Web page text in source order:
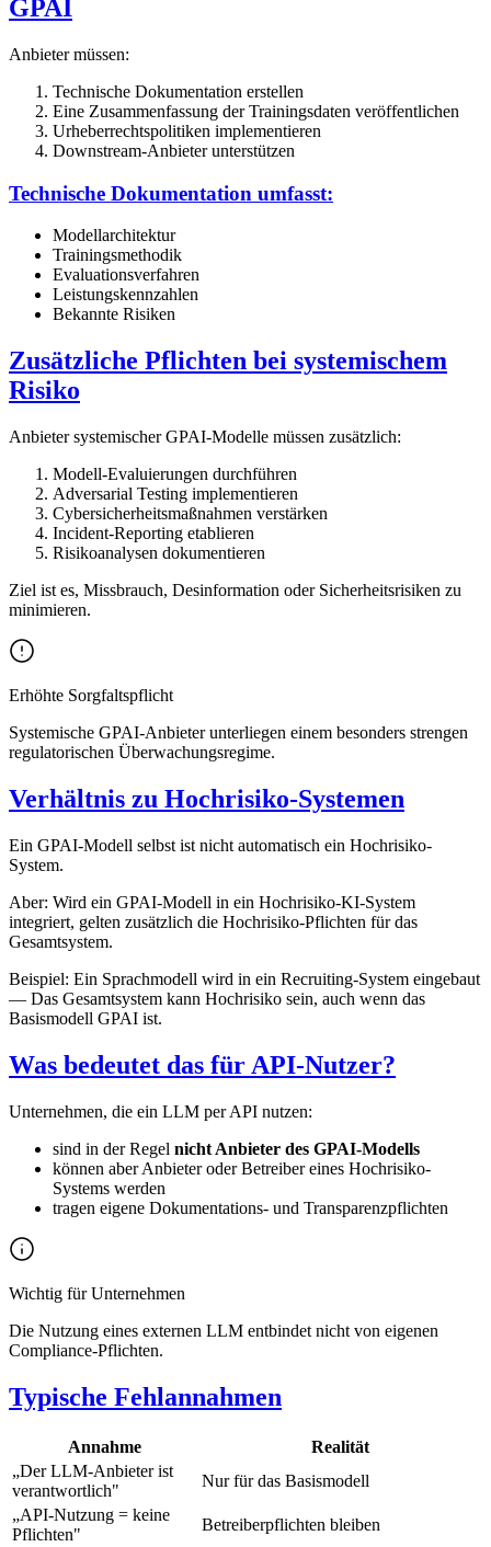
GPAI
Anbieter müssen:
Technische Dokumentation erstellen
Eine Zusammenfassung der Trainingsdaten veröffentlichen
Urheberrechtspolitiken implementieren
Downstream-Anbieter unterstützen
Technische Dokumentation umfasst:
Modellarchitektur
Trainingsmethodik
Evaluationsverfahren
Leistungskennzahlen
Bekannte Risiken
Zusätzliche Pflichten bei systemischem
Risiko
Anbieter systemischer GPAI-Modelle müssen zusätzlich:
Modell-Evaluierungen durchführen
Adversarial Testing implementieren
Cybersicherheitsmaßnahmen verstärken
Incident-Reporting etablieren
Risikoanalysen dokumentieren
Ziel ist es, Missbrauch, Desinformation oder Sicherheitsrisiken zu
minimieren.
Erhöhte Sorgfaltspflicht
Systemische GPAI-Anbieter unterliegen einem besonders strengen
regulatorischen Überwachungsregime.
Verhältnis zu Hochrisiko-Systemen
Ein GPAI-Modell selbst ist nicht automatisch ein Hochrisiko-
System.
Aber: Wird ein GPAI-Modell in ein Hochrisiko-KI-System
integriert, gelten zusätzlich die Hochrisiko-Pflichten für das
Gesamtsystem.
Beispiel: Ein Sprachmodell wird in ein Recruiting-System eingebaut
— Das Gesamtsystem kann Hochrisiko sein, auch wenn das
Basismodell GPAI ist.
Was bedeutet das für API-Nutzer?
Unternehmen, die ein LLM per API nutzen:
sind in der Regel nicht Anbieter des GPAI-Modells
können aber Anbieter oder Betreiber eines Hochrisiko-
Systems werden
tragen eigene Dokumentations- und Transparenzpflichten
Wichtig für Unternehmen
Die Nutzung eines externen LLM entbindet nicht von eigenen
Compliance-Pflichten.
Typische Fehlannahmen
Annahme
Realität
„Der LLM-Anbieter ist
verantwortlich"
Nur für das Basismodell
„API-Nutzung = keine
Pflichten"
Betreiberpflichten bleiben